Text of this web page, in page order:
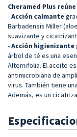
Cheramed Plus
-Acción calmante
Barbadensis Miller
suavizante y
-Acción higienizante
árbol de té es una
Alternifolia. El aceite
antimicrobiana de
virus. También tiene
Además, es un